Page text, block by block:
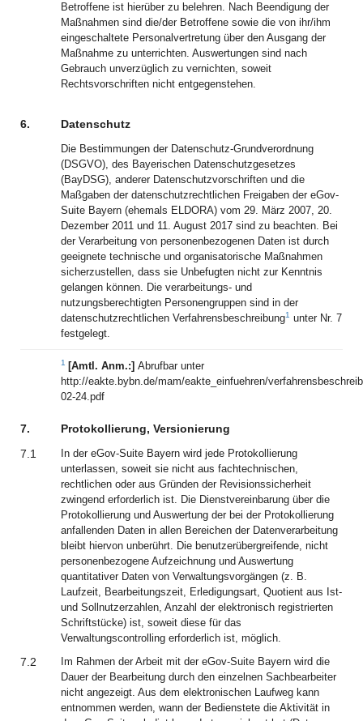
Betroffene ist hierüber zu belehren. Nach Beendigung der
Maßnahmen sind die/der Betroffene sowie die von ihr/ihm
eingeschaltete Personalvertretung über den Ausgang der
Maßnahme zu unterrichten. Auswertungen sind nach
Gebrauch unverzüglich zu vernichten, soweit
Rechtsvorschriften nicht entgegenstehen.
6. Datenschutz
Die Bestimmungen der Datenschutz-Grundverordnung
(DSGVO), des Bayerischen Datenschutzgesetzes
(BayDSG), anderer Datenschutzvorschriften und die
Maßgaben der datenschutzrechtlichen Freigaben der eGov-
Suite Bayern (ehemals ELDORA) vom 29. März 2007, 20.
Dezember 2011 und 11. August 2017 sind zu beachten. Bei
der Verarbeitung von personenbezogenen Daten ist durch
geeignete technische und organisatorische Maßnahmen
sicherzustellen, dass sie Unbefugten nicht zur Kenntnis
gelangen können. Die verarbeitungs- und
nutzungsberechtigten Personengruppen sind in der
datenschutzrechtlichen Verfahrensbeschreibung1 unter Nr. 7
festgelegt.
1 [Amtl. Anm.:] Abrufbar unter
http://eakte.bybn.de/mam/eakte_einfuehren/
02-24.pdf
7.
Protokollierung, Versionierung
7.1
In der eGov-Suite Bayern wird jede Protokollierung
unterlassen, soweit sie nicht aus fachtechnischen,
rechtlichen oder aus Gründen der Revisionssicherheit
zwingend erforderlich ist. Die Dienstvereinbarung über die
Protokollierung und Auswertung der bei der Protokollierung
anfallenden Daten in allen Bereichen der Datenverarbeitung
bleibt hiervon unberührt. Die benutzerübergreifende, nicht
personenbezogene Aufzeichnung und Auswertung
quantitativer Daten von Verwaltungsvorgängen (z. B.
Laufzeit, Bearbeitungszeit, Erledigungsart, Quotient aus Ist-
und Sollnutzerzahlen, Anzahl der elektronisch registrierten
Schriftstücke) ist, soweit diese für das
Verwaltungscontrolling erforderlich ist, möglich.
7.2
Im Rahmen der Arbeit mit der eGov-Suite Bayern wird die
Dauer der Bearbeitung durch den einzelnen Sachbearbeiter
nicht angezeigt. Aus dem elektronischen Laufweg kann
entnommen werden, wann der Bedienstete die Aktivität in